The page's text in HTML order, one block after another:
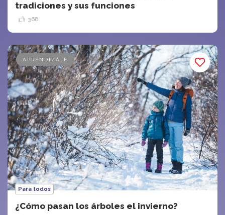
tradiciones y sus funciones
368
APRENDIZAJE
Para todos
¿Cómo pasan los árboles el invierno?